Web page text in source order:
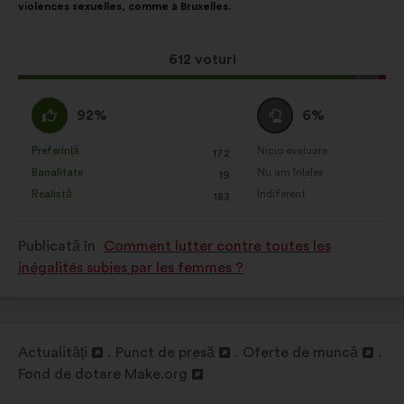
violences sexuelles, comme à Bruxelles.
Această
propunere
612 voturi
distribuire:
Acord
:
92%
clasificarea:
Preferință
: 172
ori
Banalitate
: 19
ori
Realistă
: 183
ori
Neutru
:
6%
clasificarea:
Nicio evaluare
:ori
Nu am înțeles
:ori
Indiferent
:ori
Publicată în
Comment lutter contre toutes les
inégalités subies par les femmes ?
Actualități
Deschidere
Punct de presă
Deschidere
Oferte de muncă
Fond de dotare Make.org